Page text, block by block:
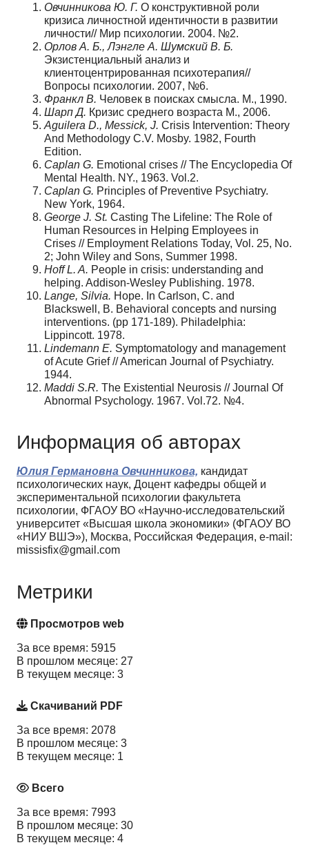
Овчинникова Ю. Г. О конструктивной роли
кризиса личностной идентичности в развитии
личности// Мир психологии. 2004. №2.
Орлов А. Б., Лэнгле А. Шумский В. Б.
Экзистенциальный анализ и
клиентоцентрированная психотерапия//
Вопросы психологии. 2007, №6.
Франкл В. Человек в поисках смысла. М., 1990.
Шарп Д. Кризис среднего возраста М., 2006.
Aguilera D., Messick, J. Crisis Intervention: Theory
And Methodology C.V. Mosby. 1982, Fourth
Edition.
Caplan G. Emotional crises // The Encyclopedia Of
Mental Health. NY., 1963. Vol.2.
Caplan G. Principles of Preventive Psychiatry.
New York, 1964.
George J. St. Casting The Lifeline: The Role of
Human Resources in Helping Employees in
Crises // Employment Relations Today, Vol. 25, No.
2; John Wiley and Sons, Summer 1998.
Hoff L. A. People in crisis: understanding and
helping. Addison-Wesley Publishing. 1978.
Lange, Silvia. Hope. In Carlson, C. and
Blackswell, B. Behavioral concepts and nursing
interventions. (pp 171-189). Philadelphia:
Lippincott. 1978.
Lindemann E. Symptomatology and management
of Acute Grief // American Journal of Psychiatry.
1944.
Maddi S.R. The Existential Neurosis // Journal Of
Abnormal Psychology. 1967. Vol.72. №4.
Информация об авторах
Юлия Германовна Овчинникова, кандидат
психологических наук, Доцент кафедры общей и
экспериментальной психологии факультета
психологии, ФГАОУ ВО «Научно-исследовательский
университет «Высшая школа экономики» (ФГАОУ ВО
«НИУ ВШЭ»), Москва, Российская Федерация, e-mail:
missisfix@gmail.com
Метрики
Просмотров web
За все время: 5915
В прошлом месяце: 27
В текущем месяце: 3
Скачиваний PDF
За все время: 2078
В прошлом месяце: 3
В текущем месяце: 1
Всего
За все время: 7993
В прошлом месяце: 30
В текущем месяце: 4